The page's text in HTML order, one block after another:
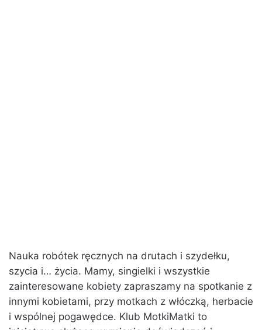
Nauka robótek ręcznych na drutach i szydełku,
szycia i… życia. Mamy, singielki i wszystkie
zainteresowane kobiety zapraszamy na spotkanie z
innymi kobietami, przy motkach z włóczką, herbacie
i wspólnej pogawędce. Klub MotkiMatki to